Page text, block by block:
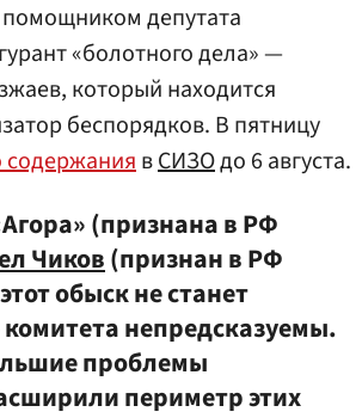
депутата
«болотного дела» —
который находится
беспорядков. В пятницу
содержаниявСИЗОдо 6 августа.
(признана в РФ
Чиков(признан в РФ
обыск не станет
непредсказуемы.
проблемы
периметр этих